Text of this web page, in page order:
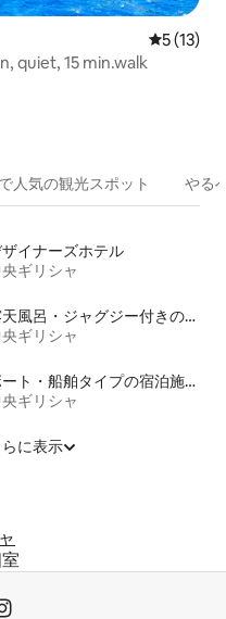
レビュー
5 (13)
quiet, 15 min.walk
人気の観光スポット やる
イナーズホテル
ギリシャ
露天風呂・ジャグジー付きの宿泊施設
ギリシャ
ボート・船舶タイプの宿泊施設
ギリシャ
に表示